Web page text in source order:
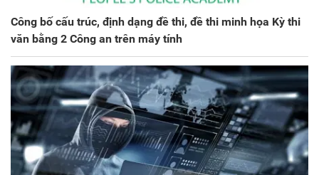
Công bố cấu trúc, định dạng đề thi, đề thi minh họa Kỳ thi
văn bằng 2 Công an trên máy tính